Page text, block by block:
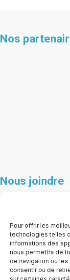
Pour offrir les
technologies telles
informations des
nous permettra de
de navigation ou les
consentir ou de
Nos
Nous joindre
430, boul. Arthur-
Saint-Eustache
J7R 6V6